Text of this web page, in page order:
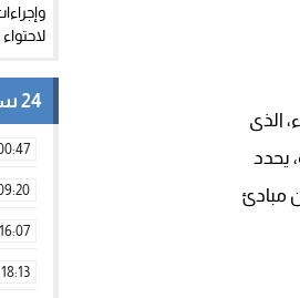
الذى
يحدد
مبادئ
24 ساعة
16:07
18:13